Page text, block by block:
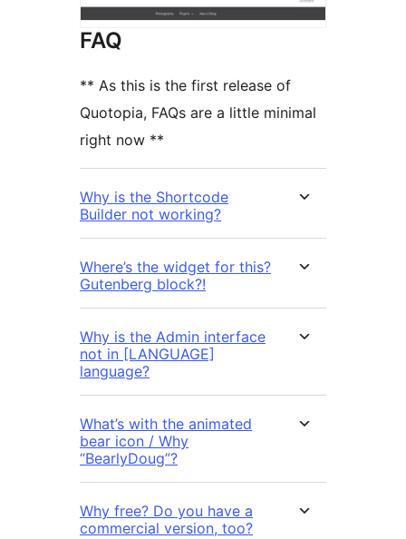
FAQ
** As this is the first release of
Quotopia, FAQs are a little minimal
right now **
Why is the Shortcode
Builder not working?
Where’s the widget for this?
Gutenberg block?!
Why is the Admin interface
not in [LANGUAGE]
language?
What’s with the animated
bear icon / Why
“BearlyDoug”?
Why free? Do you have a
commercial version, too?